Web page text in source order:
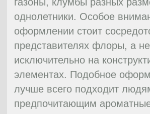
избавляться от старых деревьев, тогда
ваш сад будет выглядеть величественно.
В любом саду нужно организовать места
отдыха.
Строительство классического сада
Подобному саду характерно множество
беседок, водоемов. Также замечательно
пещеры, а газоны и клумбы можно